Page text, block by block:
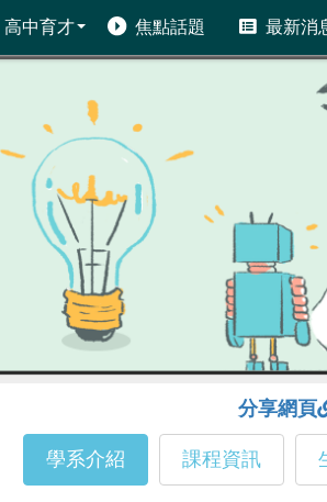
高中育才 焦點話題 最新消
分享網頁
學系介紹 課程資訊